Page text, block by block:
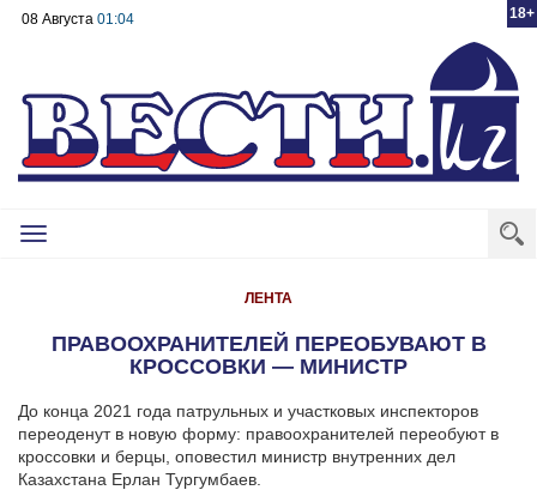
18+
08 Августа 01:04
Toggle
ЛЕНТА
ПРАВООХРАНИТЕЛЕЙ ПЕРЕОБУВАЮТ В
КРОССОВКИ — МИНИСТР
До конца 2021 года патрульных и участковых инспекторов
переоденут в новую форму: правоохранителей переобуют в
кроссовки и берцы, оповестил министр внутренних дел
Казахстана Ерлан Тургумбаев.